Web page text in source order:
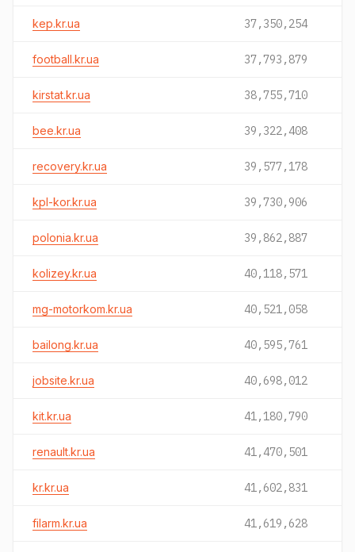
kep.kr.ua 37,350,254
football.kr.ua 37,793,879
kirstat.kr.ua 38,755,710
bee.kr.ua 39,322,408
recovery.kr.ua 39,577,178
kpl-kor.kr.ua 39,730,906
polonia.kr.ua 39,862,887
kolizey.kr.ua 40,118,571
mg-motorkom.kr.ua 40,521,058
bailong.kr.ua 40,595,761
jobsite.kr.ua 40,698,012
kit.kr.ua 41,180,790
renault.kr.ua 41,470,501
kr.kr.ua 41,602,831
filarm.kr.ua 41,619,628